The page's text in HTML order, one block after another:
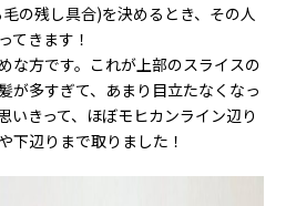
の残し具合)を決めるとき、その人
てきます！
な方です。これが上部のスライスの
が多すぎて、あまり目立たなくなっ
いきって、ほぼモヒカンライン辺り
下辺りまで取りました！